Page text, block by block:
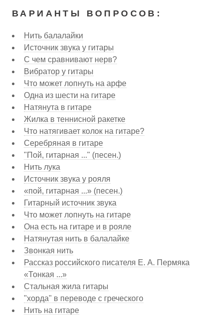
ВАРИАНТЫ ВОПРОСОВ:
Нить балалайки
Источник звука у гитары
С чем сравнивают нерв?
Вибратор у гитары
Что может лопнуть на арфе
Одна из шести на гитаре
Натянута в гитаре
Жилка в теннисной ракетке
Что натягивает колок на гитаре?
Серебряная в гитаре
"Пой, гитарная ..." (песен.)
Нить лука
Источник звука у рояля
«пой, гитарная ...» (песен.)
Гитарный источник звука
Что может лопнуть на гитаре
Она есть на гитаре и в рояле
Натянутая нить в балалайке
Звонкая нить
Рассказ российского писателя Е. А. Пермяка
«Тонкая ...»
Стальная жила гитары
"хорда" в переводе с греческого
Нить на гитаре